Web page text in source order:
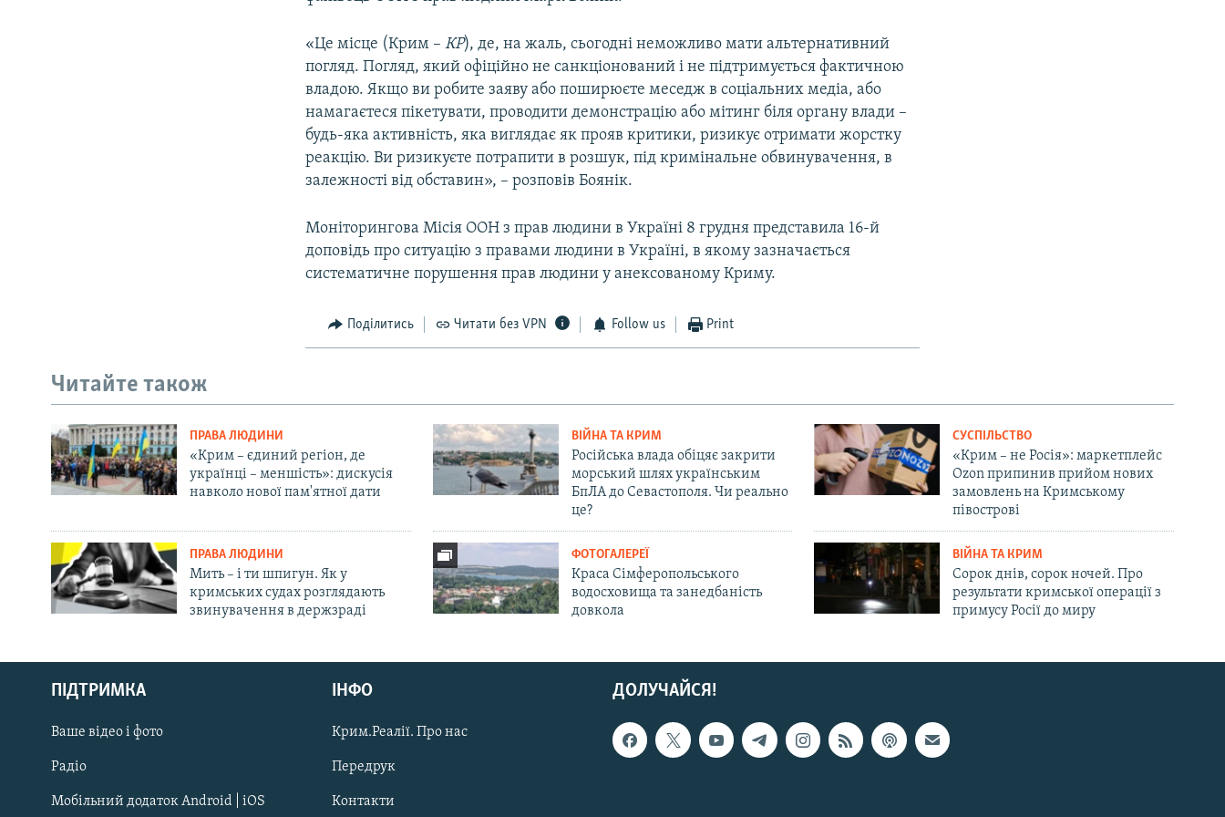
Русский
Qırımtatar
ДОЛУЧАЙСЯ!
«Це місце (Крим –КР), де, на жаль, сьогодні неможливо мати альтернативний
погляд. Погляд, який офіційно не санкціонований і не підтримується фактичною
владою. Якщо ви робите заяву або поширюєте меседж в соціальних медіа, або
намагаєтеся пікетувати, проводити демонстрацію або мітинг біля органу влади –
будь-яка активність, яка виглядає як прояв критики, ризикує отримати жорстку
реакцію. Ви ризикуєте потрапити в розшук, під кримінальне обвинувачення, в
залежності від обставин», – розповів Боянік.
Моніторингова Місія ООН з прав людини в Україні 8 грудня представила 16-й
доповідь про ситуацію з правами людини в Україні, в якому зазначається
систематичне порушення прав людини у анексованому Криму.
Поділитись Читати без VPN Follow us Print
Читайте також
ПРАВА ЛЮДИНИ
«Крим – єдиний регіон, де
українці – меншість»: дискусія
навколо нової пам'ятної дати
ВІЙНА ТА КРИМ
Російська влада обіцяє закрити
морський шлях українським
БпЛА до Севастополя. Чи реально
це?
СУСПІЛЬСТВО
«Крим – не Росія»: маркетплейс
Ozon припинив прийом нових
замовлень на Кримському
півострові
ПРАВА ЛЮДИНИ
Мить – і ти шпигун. Як у
кримських судах розглядають
звинувачення в держзраді
ФОТОГАЛЕРЕЇ
Краса Сімферопольського
водосховища та занедбаність
довкола
ВІЙНА ТА КРИМ
Сорок днів, сорок ночей. Про
результати кримської операції з
примусу Росії до миру
ДОЛУЧАЙСЯ!
ПІДТРИМКА
Ваше відео і фото
Радіо
Мобільний додаток Android | iOS
ІНФО
Крим.Реалії. Про нас
Передрук
Контакти